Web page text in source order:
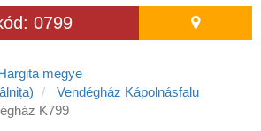
0799
megye
Vendégház Kápolnásfalu
K799